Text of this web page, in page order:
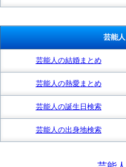
芸能
芸能人の結婚まとめ
芸能人の熱愛まとめ
芸能人の誕生日検索
芸能人の出身地検索